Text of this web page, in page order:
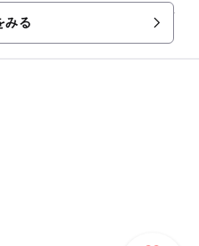
す。ユニークな形の遊具と砂
みる